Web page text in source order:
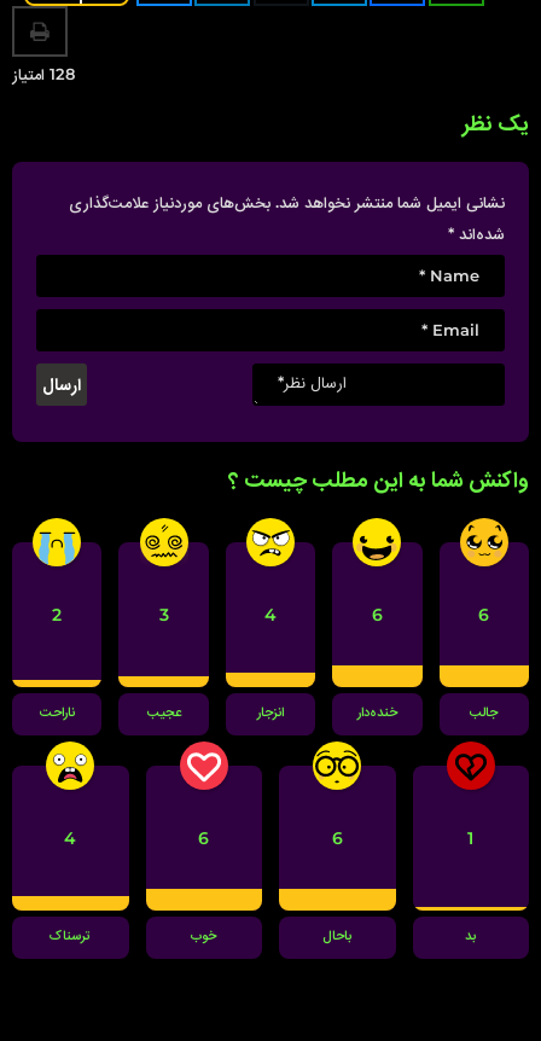
128 امتیاز
یک نظر
نشانی ایمیل شما منتشر نخواهد شد. بخش‌های موردنیاز علامت‌گذاری
شده‌اند *
واکنش شما به این مطلب چیست ؟
6
جالب
6
خنده‌دار
4
انزجار
3
عجیب
2
ناراحت
1
بد
6
باحال
6
خوب
4
ترسناک